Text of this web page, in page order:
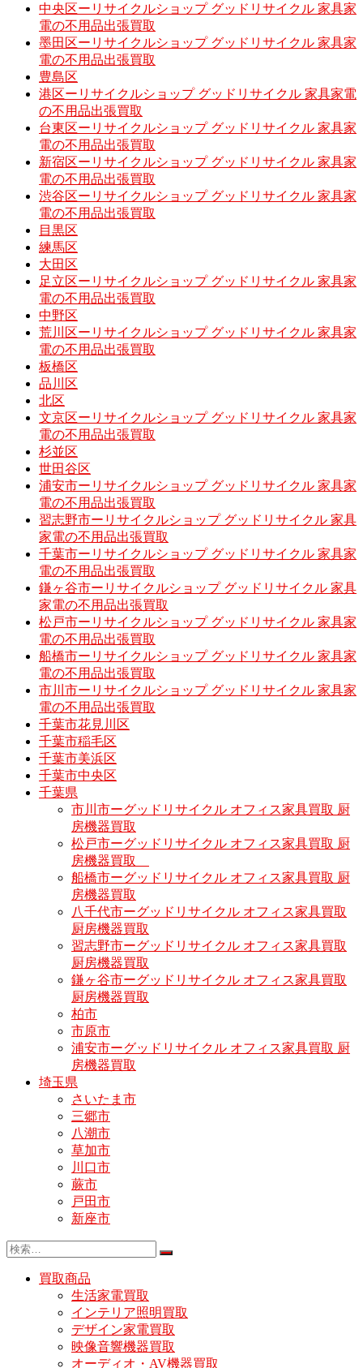
中央区ーリサイクルショップ グッドリサイクル 家具家
電の不用品出張買取
墨田区ーリサイクルショップ グッドリサイクル 家具家
電の不用品出張買取
豊島区
港区ーリサイクルショップ グッドリサイクル 家具家電
の不用品出張買取
台東区ーリサイクルショップ グッドリサイクル 家具家
電の不用品出張買取
新宿区ーリサイクルショップ グッドリサイクル 家具家
電の不用品出張買取
渋谷区ーリサイクルショップ グッドリサイクル 家具家
電の不用品出張買取
目黒区
練馬区
大田区
足立区ーリサイクルショップ グッドリサイクル 家具家
電の不用品出張買取
中野区
荒川区ーリサイクルショップ グッドリサイクル 家具家
電の不用品出張買取
板橋区
品川区
北区
文京区ーリサイクルショップ グッドリサイクル 家具家
電の不用品出張買取
杉並区
世田谷区
浦安市ーリサイクルショップ グッドリサイクル 家具家
電の不用品出張買取
習志野市ーリサイクルショップ グッドリサイクル 家具
家電の不用品出張買取
千葉市ーリサイクルショップ グッドリサイクル 家具家
電の不用品出張買取
鎌ヶ谷市ーリサイクルショップ グッドリサイクル 家具
家電の不用品出張買取
松戸市ーリサイクルショップ グッドリサイクル 家具家
電の不用品出張買取
船橋市ーリサイクルショップ グッドリサイクル 家具家
電の不用品出張買取
市川市ーリサイクルショップ グッドリサイクル 家具家
電の不用品出張買取
千葉市花見川区
千葉市稲毛区
千葉市美浜区
千葉市中央区
千葉県
市川市ーグッドリサイクル オフィス家具買取 厨
房機器買取
松戸市ーグッドリサイクル オフィス家具買取 厨
房機器買取
船橋市ーグッドリサイクル オフィス家具買取 厨
房機器買取
八千代市ーグッドリサイクル オフィス家具買取
厨房機器買取
習志野市ーグッドリサイクル オフィス家具買取
厨房機器買取
鎌ヶ谷市ーグッドリサイクル オフィス家具買取
厨房機器買取
柏市
市原市
浦安市ーグッドリサイクル オフィス家具買取 厨
房機器買取
埼玉県
さいたま市
三郷市
八潮市
草加市
川口市
蕨市
戸田市
新座市
買取商品
生活家電買取
インテリア照明買取
デザイン家電買取
映像音響機器買取
オーディオ・AV機器買取